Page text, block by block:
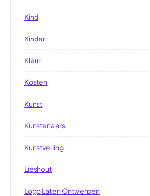
Kind
Kinder
Kleur
Kosten
Kunst
Kunstenaars
Kunstveiling
Lieshout
Logo Laten Ontwerpen